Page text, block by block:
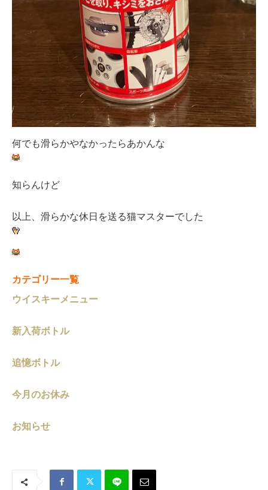
何でも滑らかやなかったらあかんな
知らんけど
以上、滑らかな休日を送る猫マスターでした
カテゴリー一覧
ウイスキーメニュー
新入荷ボトル
追憶ボトル
今月のお休み
お知らせ